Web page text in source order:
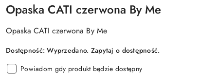
Opaska CATI czerwona By Me
Opaska CATI czerwona By Me
Dostępność:Wyprzedano. Zapytaj o dostępność.
Powiadom gdy produkt będzie dostępny